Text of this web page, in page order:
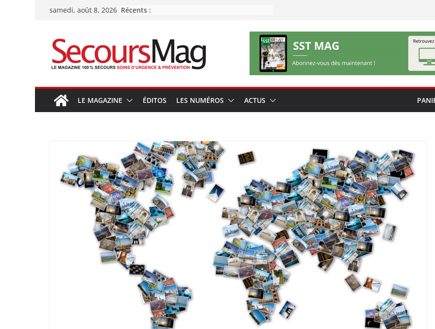
Passersamedi, août 8, 2026 Récents :
LE MAGAZINE ÉDITOS LES NUMÉROS ACTUS